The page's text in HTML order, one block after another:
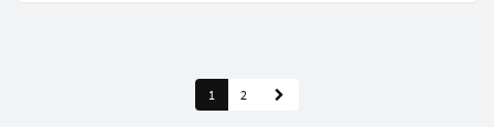
1 2